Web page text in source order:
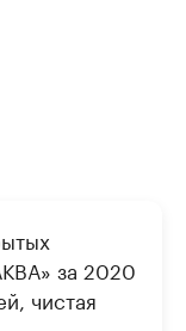
за 2020
чистая